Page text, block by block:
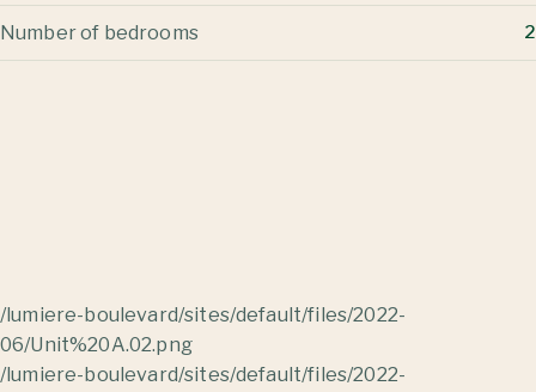
Number of bedrooms 2
/lumiere-boulevard/sites/default/files/2022-
06/Unit%20A.02.png
/lumiere-boulevard/sites/default/files/2022-